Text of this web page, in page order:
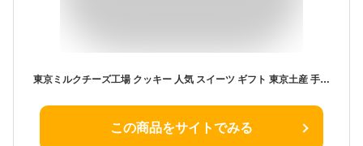
東京ミルクチーズ工場 クッキー 人気 スイーツ ギフト 東京土産 手土産 個包装 プレゼント お返し 内祝い 焼き菓子 (ソルト＆カマンベールクッキー9枚)
この商品をサイトでみる